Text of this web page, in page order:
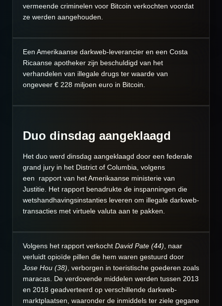
vermeende criminelen voor Bitcoin verkochten voordat
ze werden aangehouden.
Een Amerikaanse darkweb-leverancier en een Costa
Ricaanse apotheker zijn beschuldigd van het
verhandelen van illegale drugs ter waarde van
ongeveer € 228 miljoen euro in Bitcoin.
Duo dinsdag aangeklaagd
Het duo werd dinsdag aangeklaagd door een federale
grand jury in het District of Columbia, volgens
een
rapport van het Amerikaanse ministerie van
Justitie. Het rapport benadrukte de inspanningen die
wetshandhavingsinstanties leveren om illegale darkweb-
transacties met virtuele valuta aan te pakken.
Volgens het rapport verkocht David Pate (44), naar
verluidt opioïde pillen die hem waren gestuurd door
Jose Hou (38), verborgen in toeristische goederen zoals
maracas. De verdovende middelen werden tussen 2013
en 2018 geadverteerd op verschillende darkweb-
marktplaatsen, waaronder de inmiddels ter ziele gegane